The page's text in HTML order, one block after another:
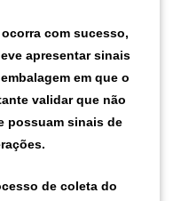
com sucesso,
apresentar sinais
em que o
validar que não
possuam sinais de
de coleta do